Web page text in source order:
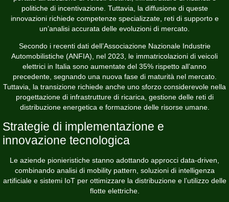
politiche di incentivazione. Tuttavia, la diffusione di queste
innovazioni richiede competenze specializzate, reti di supporto e
un’analisi accurata delle evoluzioni di mercato.
Secondo i recenti dati dell’Associazione Nazionale Industrie
Automobilistiche (ANFIA), nel 2023, le immatricolazioni di veicoli
elettrici in Italia sono aumentate del 35% rispetto all’anno
precedente, segnando una nuova fase di maturità nel mercato.
Tuttavia, la transizione richiede anche uno sforzo considerevole nella
progettazione di infrastrutture di ricarica, gestione delle reti di
distribuzione energetica e formazione delle risorse umane.
Strategie di implementazione e
innovazione tecnologica
Le aziende pionieristiche stanno adottando approcci data-driven,
combinando analisi di mobility pattern, soluzioni di intelligenza
artificiale e sistemi IoT per ottimizzare la distribuzione e l’utilizzo delle
flotte elettriche.